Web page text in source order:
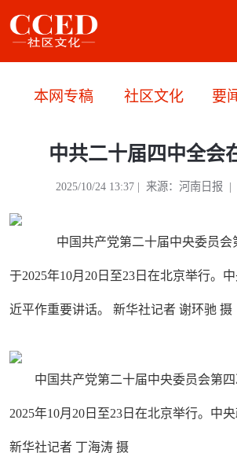
本网专稿 社区文化 要
中共二十届四中全会
2025/10/24 13:37 | 来源：河南日报 |
中国共产党第二十届中央委员会
于2025年10月20日至23日在北京举行。
近平作重要讲话。 新华社记者 谢环驰 摄
中国共产党第二十届中央委员会第四
2025年10月20日至23日在北京举行。中
新华社记者 丁海涛 摄